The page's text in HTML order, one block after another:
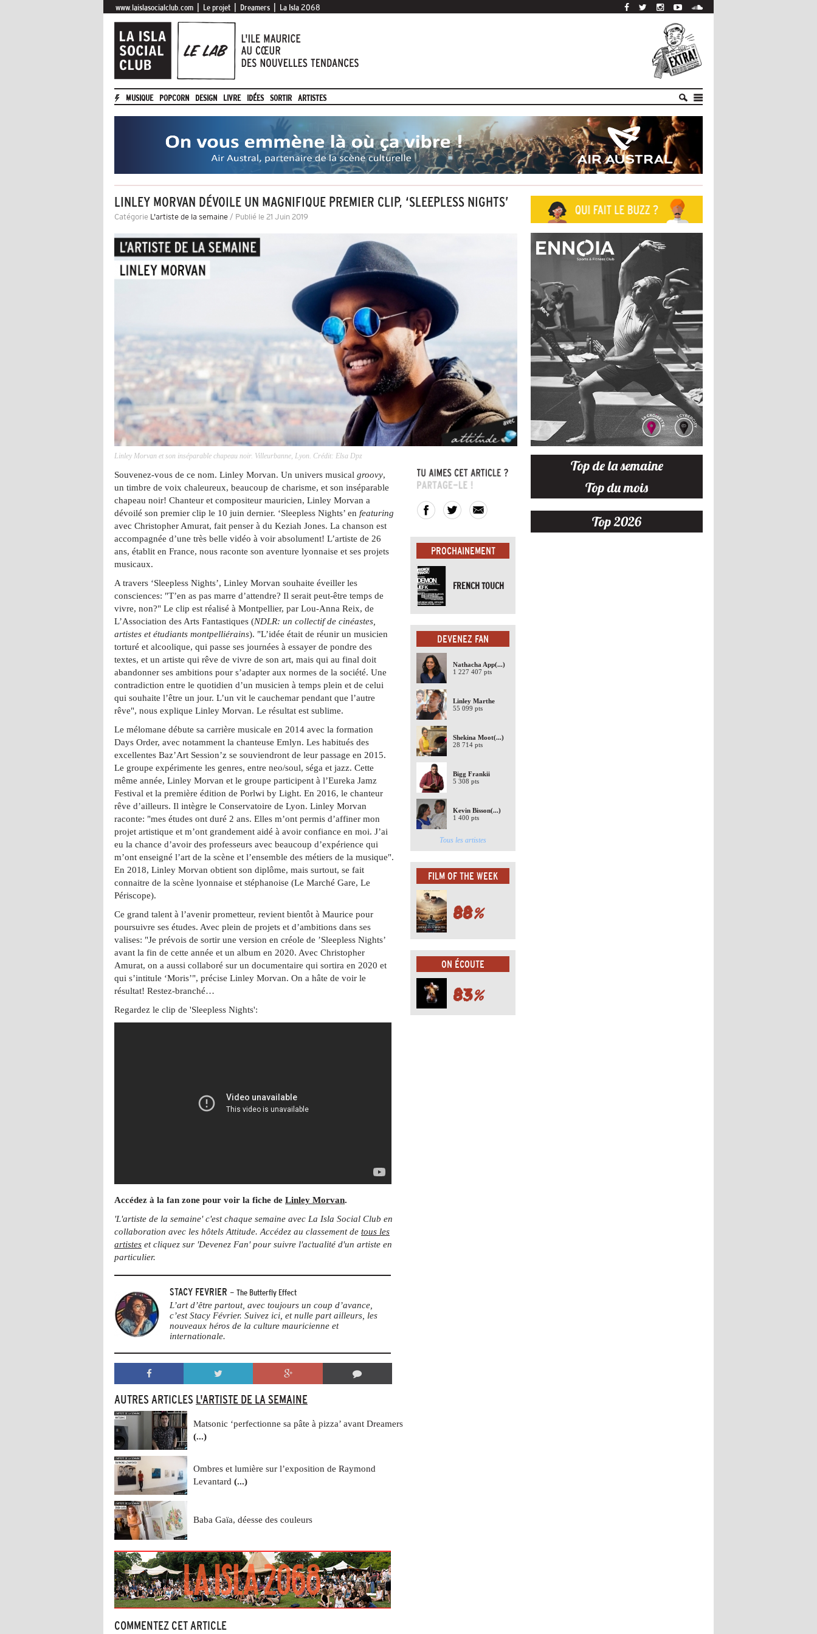
www.laislasocialclub.com Le projet Dreamers La Isla 2068
MUSIQUE POPCORN DESIGN LIVRE IDÉES SORTIR ARTISTES
LINLEY MORVAN DÉVOILE UN MAGNIFIQUE PREMIER CLIP, ‘SLEEPLESS NIGHTS’
Catégorie L'artiste de la semaine / Publié le 21 Juin 2019
Linley Morvan et son inséparable chapeau noir. Villeurbanne, Lyon. Crédit: Elsa Dpz
Souvenez-vous de ce nom. Linley Morvan. Un univers musical groovy,
un timbre de voix chaleureux, beaucoup de charisme, et son inséparable
chapeau noir! Chanteur et compositeur mauricien, Linley Morvan a
dévoilé son premier clip le 10 juin dernier. ‘Sleepless Nights’ en featuring
avec Christopher Amurat, fait penser à du Keziah Jones. La chanson est
accompagnée d’une très belle vidéo à voir absolument! L’artiste de 26
ans, établit en France, nous raconte son aventure lyonnaise et ses projets
musicaux.
A travers ‘Sleepless Nights’, Linley Morvan souhaite éveiller les
consciences: "T’en as pas marre d’attendre? Il serait peut-être temps de
vivre, non?" Le clip est réalisé à Montpellier, par Lou-Anna Reix, de
L’Association des Arts Fantastiques (NDLR: un collectif de cinéastes,
artistes et étudiants montpelliérains). "L’idée était de réunir un musicien
torturé et alcoolique, qui passe ses journées à essayer de pondre des
textes, et un artiste qui rêve de vivre de son art, mais qui au final doit
abandonner ses ambitions pour s’adapter aux normes de la société. Une
contradiction entre le quotidien d’un musicien à temps plein et de celui
qui souhaite l’être un jour. L’un vit le cauchemar pendant que l’autre
rêve", nous explique Linley Morvan. Le résultat est sublime.
Le mélomane débute sa carrière musicale en 2014 avec la formation
Days Order, avec notamment la chanteuse Emlyn. Les habitués des
excellentes Baz’Art Session’z se souviendront de leur passage en 2015.
Le groupe expérimente les genres, entre neo/soul, séga et jazz. Cette
même année, Linley Morvan et le groupe participent à l’Eureka Jamz
Festival et la première édition de Porlwi by Light. En 2016, le chanteur
rêve d’ailleurs. Il intègre le Conservatoire de Lyon. Linley Morvan
raconte: "mes études ont duré 2 ans. Elles m’ont permis d’affiner mon
projet artistique et m’ont grandement aidé à avoir confiance en moi. J’ai
eu la chance d’avoir des professeurs avec beaucoup d’expérience qui
m’ont enseigné l’art de la scène et l’ensemble des métiers de la musique".
En 2018, Linley Morvan obtient son diplôme, mais surtout, se fait
connaitre de la scène lyonnaise et stéphanoise (Le Marché Gare, Le
Périscope).
Ce grand talent à l’avenir prometteur, revient bientôt à Maurice pour
poursuivre ses études. Avec plein de projets et d’ambitions dans ses
valises: "Je prévois de sortir une version en créole de ’Sleepless Nights’
avant la fin de cette année et un album en 2020. Avec Christopher
Amurat, on a aussi collaboré sur un documentaire qui sortira en 2020 et
qui s’intitule ‘Moris’", précise Linley Morvan. On a hâte de voir le
résultat! Restez-branché…
Regardez le clip de 'Sleepless Nights':
Accédez à la fan zone pour voir la fiche de Linley Morvan.
'L'artiste de la semaine' c'est chaque semaine avec La Isla Social Club en
collaboration avec les hôtels Attitude. Accédez au classement de tous les
artistes et cliquez sur 'Devenez Fan' pour suivre l'actualité d'un artiste en
particulier.
STACY FEVRIER - The Butterfly Effect
L’art d’être partout, avec toujours un coup d’avance,
c’est Stacy Février. Suivez ici, et nulle part ailleurs, les
nouveaux héros de la culture mauricienne et
internationale.
AUTRES ARTICLES L'ARTISTE DE LA SEMAINE
Matsonic ‘perfectionne sa pâte à pizza’ avant Dreamers
(...)
Ombres et lumière sur l’exposition de Raymond
Levantard (...)
Baba Gaïa, déesse des couleurs
COMMENTEZ CET ARTICLE
PROCHAINEMENT
FRENCH TOUCH
DEVENEZ FAN
Nathacha App(...)
1 227 407 pts
Linley Marthe
55 099 pts
Shekina Moot(...)
28 714 pts
Bigg Frankii
5 308 pts
Kevin Bisson(...)
1 400 pts
Tous les artistes
FILM OF THE WEEK
88%
ON ÉCOUTE
83%
Top de la semaine
Top du mois
Top 2026